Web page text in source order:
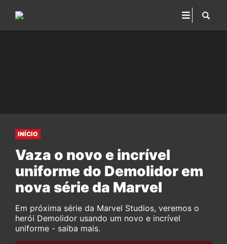
INÍCIO
Vaza o novo e incrível
uniforme do Demolidor em
nova série da Marvel
Em próxima série da Marvel Studios, veremos o
herói Demolidor usando um novo e incrível
uniforme - saiba mais.